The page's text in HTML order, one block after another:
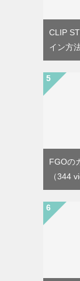
CLIP
イン方
FGOの
（344